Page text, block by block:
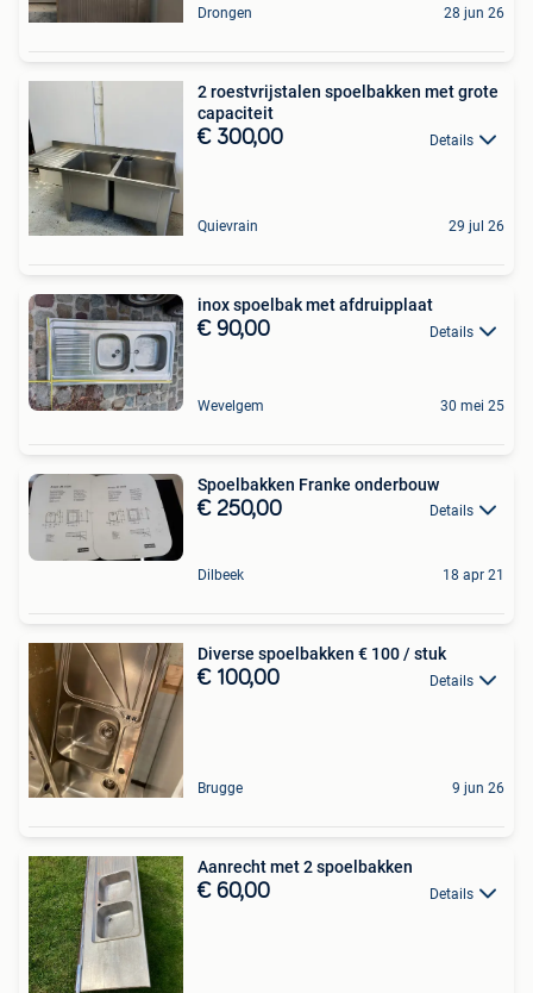
Drongen 28 jun 26
2 roestvrijstalen spoelbakken met grote
capaciteit
€ 300,00 Details
Quievrain 29 jul 26
inox spoelbak met afdruipplaat
€ 90,00 Details
Wevelgem 30 mei 25
Spoelbakken Franke onderbouw
€ 250,00 Details
Dilbeek 18 apr 21
Diverse spoelbakken € 100 / stuk
€ 100,00 Details
Brugge 9 jun 26
Aanrecht met 2 spoelbakken
€ 60,00 Details